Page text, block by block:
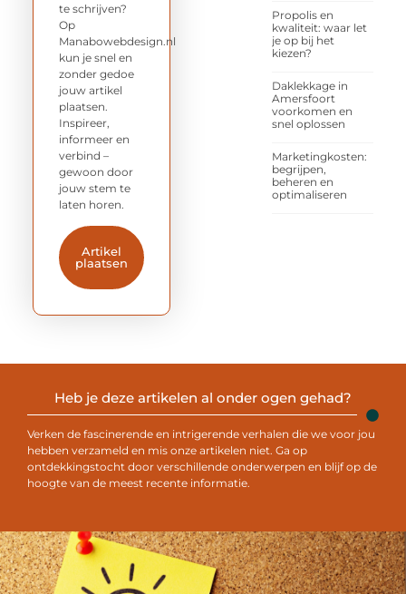
Propolis en
kwaliteit: waar let
je op bij het
kiezen?
Daklekkage in
Amersfoort
voorkomen en
snel oplossen
Marketingkosten:
begrijpen,
beheren en
optimaliseren
te schrijven?
Op
Manabowebdesign.nl
kun je snel en
zonder gedoe
jouw artikel
plaatsen.
Inspireer,
informeer en
verbind –
gewoon door
jouw stem te
laten horen.
Artikel
plaatsen
Heb je deze artikelen al onder ogen gehad?
Verken de fascinerende en intrigerende verhalen die we voor jou
hebben verzameld en mis onze artikelen niet. Ga op
ontdekkingstocht door verschillende onderwerpen en blijf op de
hoogte van de meest recente informatie.